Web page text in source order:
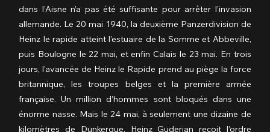
dans l’Aisne n’a pas été suffisante pour arrêter l’invasion
allemande. Le 20 mai 1940, la deuxième Panzerdivision de
Heinz le rapide atteint l’estuaire de la Somme et Abbeville,
puis Boulogne le 22 mai, et enfin Calais le 23 mai. En trois
jours, l’avancée de Heinz le Rapide prend au piège la force
britannique,
les troupes belges et la première armée
française. Un million d’hommes sont bloqués dans une
énorme nasse. Mais le 24 mai, à seulement une dizaine de
kilomètres de Dunkerque, Heinz Guderian reçoit l’ordre